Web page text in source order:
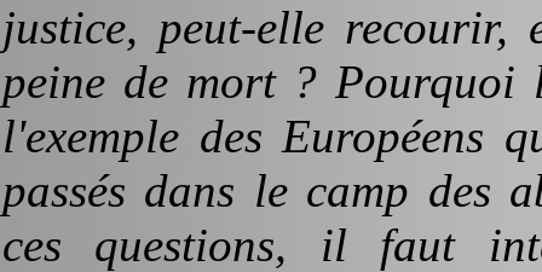
justice, peut-elle
peine de mort ? Pourquoi
l'exemple des Européens
passés dans le camp des
ces questions, il faut